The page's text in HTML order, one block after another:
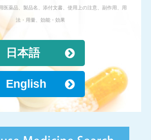
医薬品、製品名、添付文書、使用上の注意、副作用、用
法・用量、効能・効果
日本語
English